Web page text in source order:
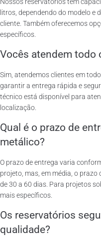
litros, dependendo do modelo e
cliente. Também oferecemos
específicos.
Vocês atendem todo
Sim, atendemos clientes em
garantir a entrega rápida e
técnico está disponível para
localização.
Qual é o prazo de
metálico?
O prazo de entrega varia
projeto, mas, em média, o
de 30 a 60 dias. Para projetos
mais específicos.
Os reservatórios
qualidade?